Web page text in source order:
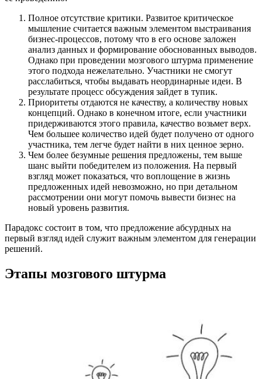
Полное отсутствие критики. Развитое критическое
мышление считается важным элементом выстраивания
бизнес-процессов, потому что в его основе заложен
анализ данных и формирование обоснованных выводов.
Однако при проведении мозгового штурма применение
этого подхода нежелательно. Участники не смогут
расслабиться, чтобы выдавать неординарные идеи. В
результате процесс обсуждения зайдет в тупик.
Приоритеты отдаются не качеству, а количеству новых
концепций. Однако в конечном итоге, если участники
придерживаются этого правила, качество возьмет верх.
Чем большее количество идей будет получено от одного
участника, тем легче будет найти в них ценное зерно.
Чем более безумные решения предложены, тем выше
шанс выйти победителем из положения. На первый
взгляд может показаться, что воплощение в жизнь
предложенных идей невозможно, но при детальном
рассмотрении они могут помочь вывести бизнес на
новый уровень развития.
Парадокс состоит в том, что предложение абсурдных на
первый взгляд идей служит важным элементом для генерации
решений.
Этапы мозгового штурма